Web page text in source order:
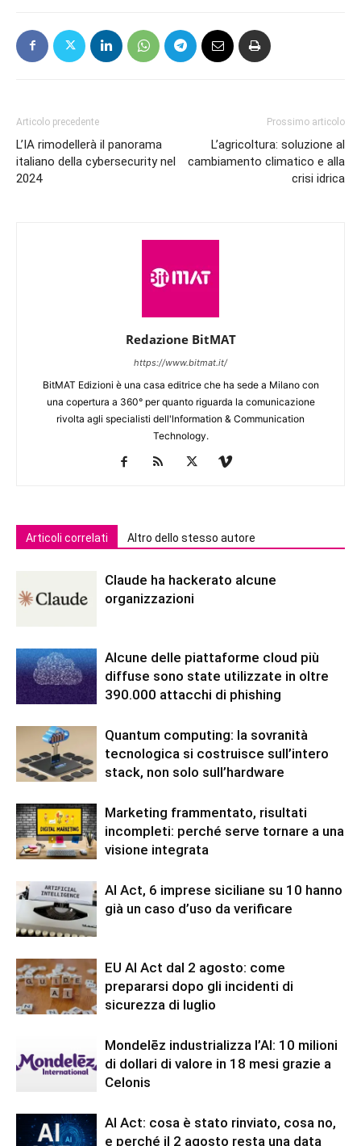
Articolo precedente
L’IA rimodellerà il panorama
italiano della cybersecurity nel
2024
Prossimo articolo
L’agricoltura: soluzione al
cambiamento climatico e alla
crisi idrica
Redazione BitMAT
https://www.bitmat.it/
BitMAT Edizioni è una casa editrice che ha sede a Milano con
una copertura a 360° per quanto riguarda la comunicazione
rivolta agli specialisti dell'lnformation & Communication
Technology.
Articoli correlati Altro dello stesso autore
Claude ha hackerato alcune
organizzazioni
Alcune delle piattaforme cloud più
diffuse sono state utilizzate in oltre
390.000 attacchi di phishing
Quantum computing: la sovranità
tecnologica si costruisce sull’intero
stack, non solo sull’hardware
Marketing frammentato, risultati
incompleti: perché serve tornare a una
visione integrata
AI Act, 6 imprese siciliane su 10 hanno
già un caso d’uso da verificare
EU AI Act dal 2 agosto: come
prepararsi dopo gli incidenti di
sicurezza di luglio
Mondelēz industrializza l’AI: 10 milioni
di dollari di valore in 18 mesi grazie a
Celonis
AI Act: cosa è stato rinviato, cosa no,
e perché il 2 agosto resta una data